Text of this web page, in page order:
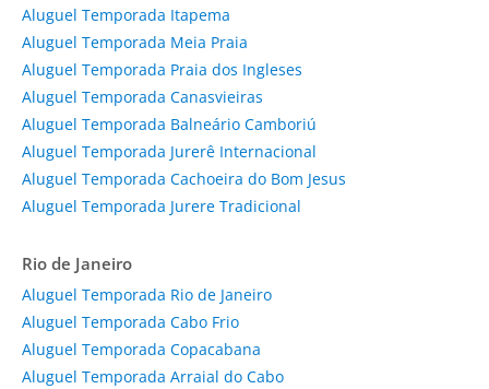
Aluguel Temporada Itapema
Aluguel Temporada Meia Praia
Aluguel Temporada Praia dos Ingleses
Aluguel Temporada Canasvieiras
Aluguel Temporada Balneário Camboriú
Aluguel Temporada Jurerê Internacional
Aluguel Temporada Cachoeira do Bom Jesus
Aluguel Temporada Jurere Tradicional
Rio de Janeiro
Aluguel Temporada Rio de Janeiro
Aluguel Temporada Cabo Frio
Aluguel Temporada Copacabana
Aluguel Temporada Arraial do Cabo